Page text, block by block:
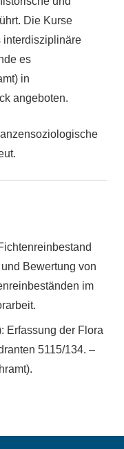
Die Kurse
interdisziplinäre
es
in
angeboten.
Bewertung von
im
Erfassung der Flora
5115/134. –